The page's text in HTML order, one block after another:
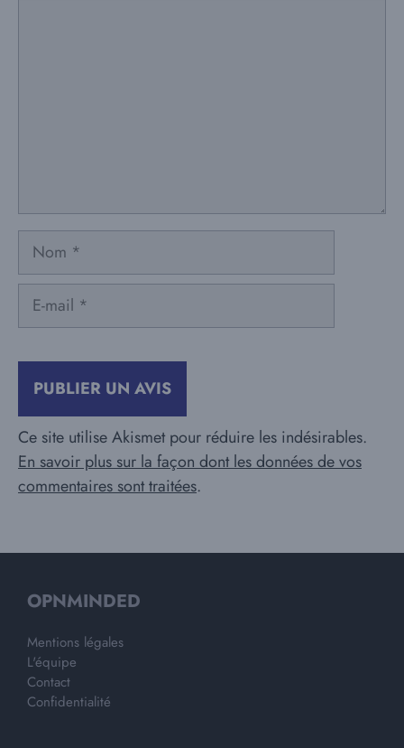
Nom
Ce site utilise Akismet pour réduire les indésirables.
En savoir plus sur la façon dont les données de vos
commentaires sont traitées.
OPNMINDED
Mentions légales
L'équipe
Contact
Confidentialité